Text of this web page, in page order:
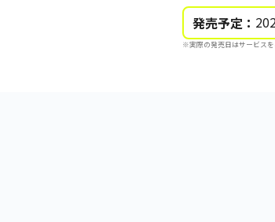
発売予定：
※実際の発売日はサービスを